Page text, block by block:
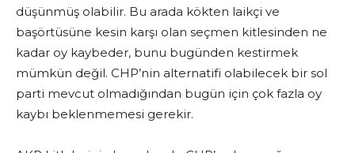
düşünmüş olabilir. Bu arada kökten laikçi ve
başörtüsüne kesin karşı olan seçmen kitlesinden ne
kadar oy kaybeder, bunu bugünden kestirmek
mümkün değil. CHP’nin alternatifi olabilecek bir sol
parti mevcut olmadığından bugün için çok fazla oy
kaybı beklenmemesi gerekir.